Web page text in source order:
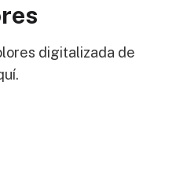
digitalizada de